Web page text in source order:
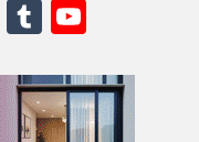
LinkedIn
Tumblr